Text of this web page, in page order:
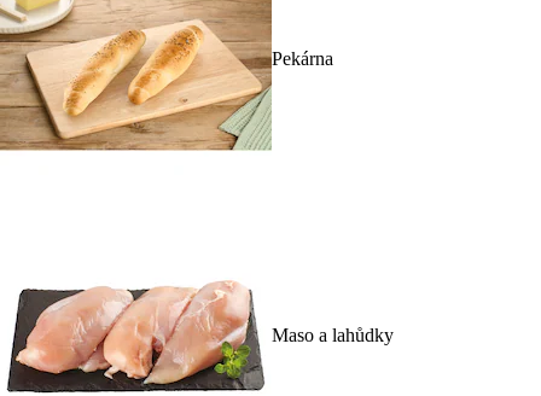
Pekárna
Maso a lahůdky